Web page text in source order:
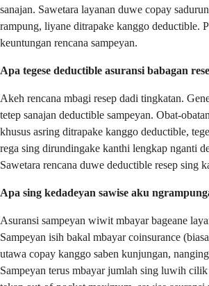
sanajan. Sawetara layanan duwe copay
rampung, liyane ditrapake kanggo deductible.
keuntungan rencana sampeyan.
Apa tegese deductible asuransi babagan
Akeh rencana mbagi resep dadi tingkatan.
tetep sanajan deductible sampeyan. Obat-
khusus asring ditrapake kanggo deductible,
rega sing dirundingake kanthi lengkap nganti
Sawetara rencana duwe deductible resep sing
Apa sing kedadeyan sawise aku
Asuransi sampeyan wiwit mbayar bageane
Sampeyan isih bakal mbayar coinsurance
utawa copay kanggo saben kunjungan,
Sampeyan terus mbayar jumlah sing luwih